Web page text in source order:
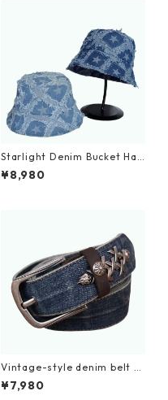
Starlight Denim Bucket Hat
D0214
¥8,980
Vintage-style denim belt D
0008
¥7,980